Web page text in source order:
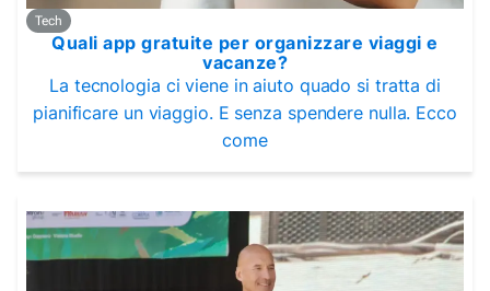
Tech
Quali app gratuite per organizzare viaggi e
vacanze?
La tecnologia ci viene in aiuto quado si tratta di
pianificare un viaggio. E senza spendere nulla. Ecco
come